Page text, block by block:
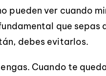
pueden ver cuando
que sepas
debes evitarlos.
Cuando te